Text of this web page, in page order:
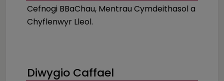
Cefnogi BBaChau, Mentrau Cymdeithasol a
Chyflenwyr Lleol.
Diwygio Caffael